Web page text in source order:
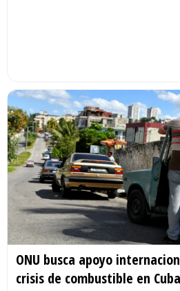
ONU busca apoyo
crisis de combustible en Cuba